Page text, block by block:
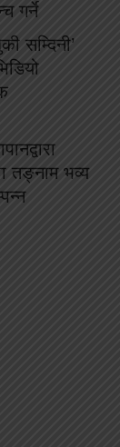
गर्ने
सम्दिनी’
तङ्नाम भव्य